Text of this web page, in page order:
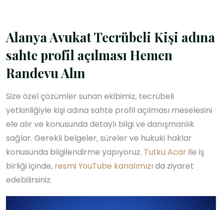
Alanya Avukat Tecrübeli Kişi adına
sahte profil açılması Hemen
Randevu Alın
Size özel çözümler sunan ekibimiz, tecrübeli
yetkinliğiyle kişi adına sahte profil açılması meselesini
ele alır ve konusunda detaylı bilgi ve danışmanlık
sağlar. Gerekli belgeler, süreler ve hukuki haklar
konusunda bilgilendirme yapıyoruz. Tutku Acarile iş
birliği içinde, resmi YouTube kanalımızıda ziyaret
edebilirsiniz.